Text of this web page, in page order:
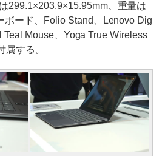
299.1×203.9×15.95mm、重量は
ボード、Folio Stand、Lenovo Dig
Mouse、Yoga True Wireless
属する。